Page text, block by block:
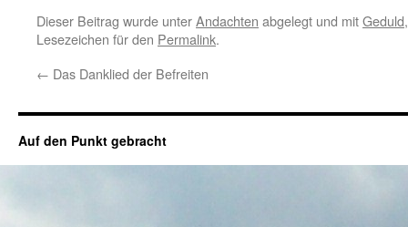
Dieser Beitrag wurde unterAndachten abgelegt und mitGeduld
Lesezeichen für den Permalink.
← Das Danklied der Befreiten
Auf den Punkt gebracht